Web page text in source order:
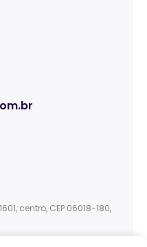
centro, CEP 06018-180,